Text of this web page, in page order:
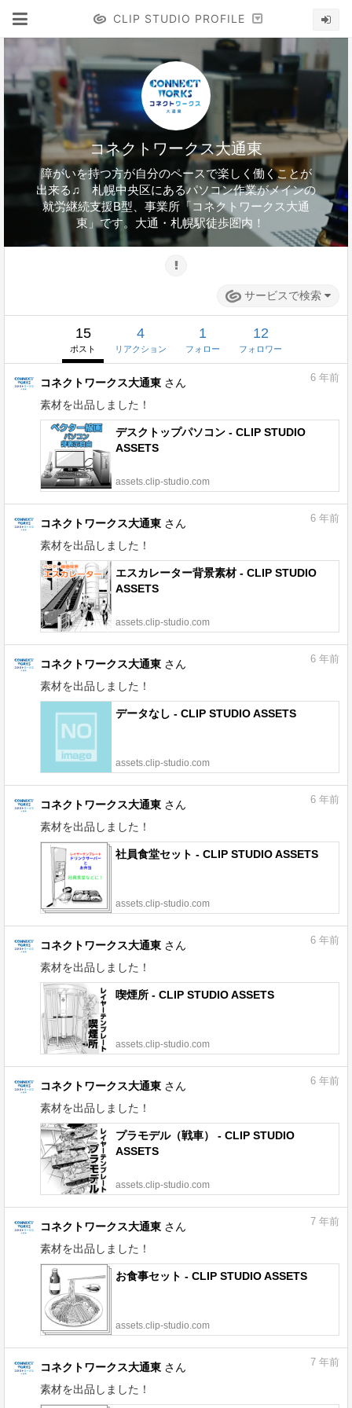
CLIP STUDIO PROFILE
コネクトワークス大通東
障がいを持つ方が自分のペースで楽しく働くことが
出来る♫ 札幌中央区にあるパソコン作業がメインの
就労継続支援B型、事業所「コネクトワークス大通
東」です。大通・札幌駅徒歩圏内！
サービスで検索
15
ポスト
4
リアクション
1
フォロー
12
フォロワー
コネクトワークス大通東 さん
素材を出品しました！
6 年前
デスクトップパソコン - CLIP STUDIO
ASSETS
assets.clip-studio.com
コネクトワークス大通東 さん
素材を出品しました！
6 年前
エスカレーター背景素材 - CLIP STUDIO
ASSETS
assets.clip-studio.com
コネクトワークス大通東 さん
素材を出品しました！
6 年前
データなし - CLIP STUDIO ASSETS
assets.clip-studio.com
コネクトワークス大通東 さん
素材を出品しました！
6 年前
社員食堂セット - CLIP STUDIO ASSETS
assets.clip-studio.com
コネクトワークス大通東 さん
素材を出品しました！
6 年前
喫煙所 - CLIP STUDIO ASSETS
assets.clip-studio.com
コネクトワークス大通東 さん
素材を出品しました！
6 年前
プラモデル（戦車） - CLIP STUDIO
ASSETS
assets.clip-studio.com
コネクトワークス大通東 さん
素材を出品しました！
7 年前
お食事セット - CLIP STUDIO ASSETS
assets.clip-studio.com
コネクトワークス大通東 さん
素材を出品しました！
7 年前